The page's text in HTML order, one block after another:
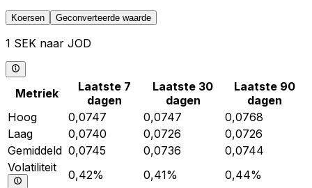
Koersen Geconverteerde waarde
1 SEK naar JOD
Metriek
Laatste 7
dagen
Laatste 30
dagen
Laatste 90
dagen
Hoog
0,0747 0,0747
0,0768
Laag
0,0740 0,0726
0,0726
Gemiddeld 0,0745 0,0736
0,0744
Volatiliteit
0,42% 0,41% 0,44%